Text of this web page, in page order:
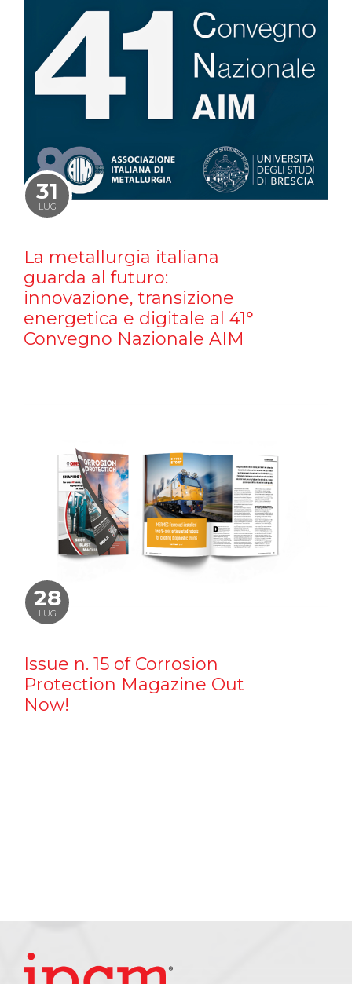
31
LUG
La metallurgia italiana
guarda al futuro:
innovazione, transizione
energetica e digitale al 41°
Convegno Nazionale AIM
28
LUG
Issue n. 15 of Corrosion
Protection Magazine Out
Now!